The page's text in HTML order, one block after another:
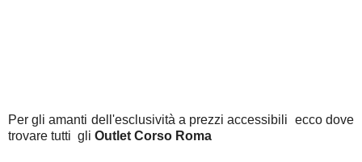
Per gli amanti dell'esclusività a prezzi accessibili ecco dove
trovare tutti gli Outlet Corso Roma